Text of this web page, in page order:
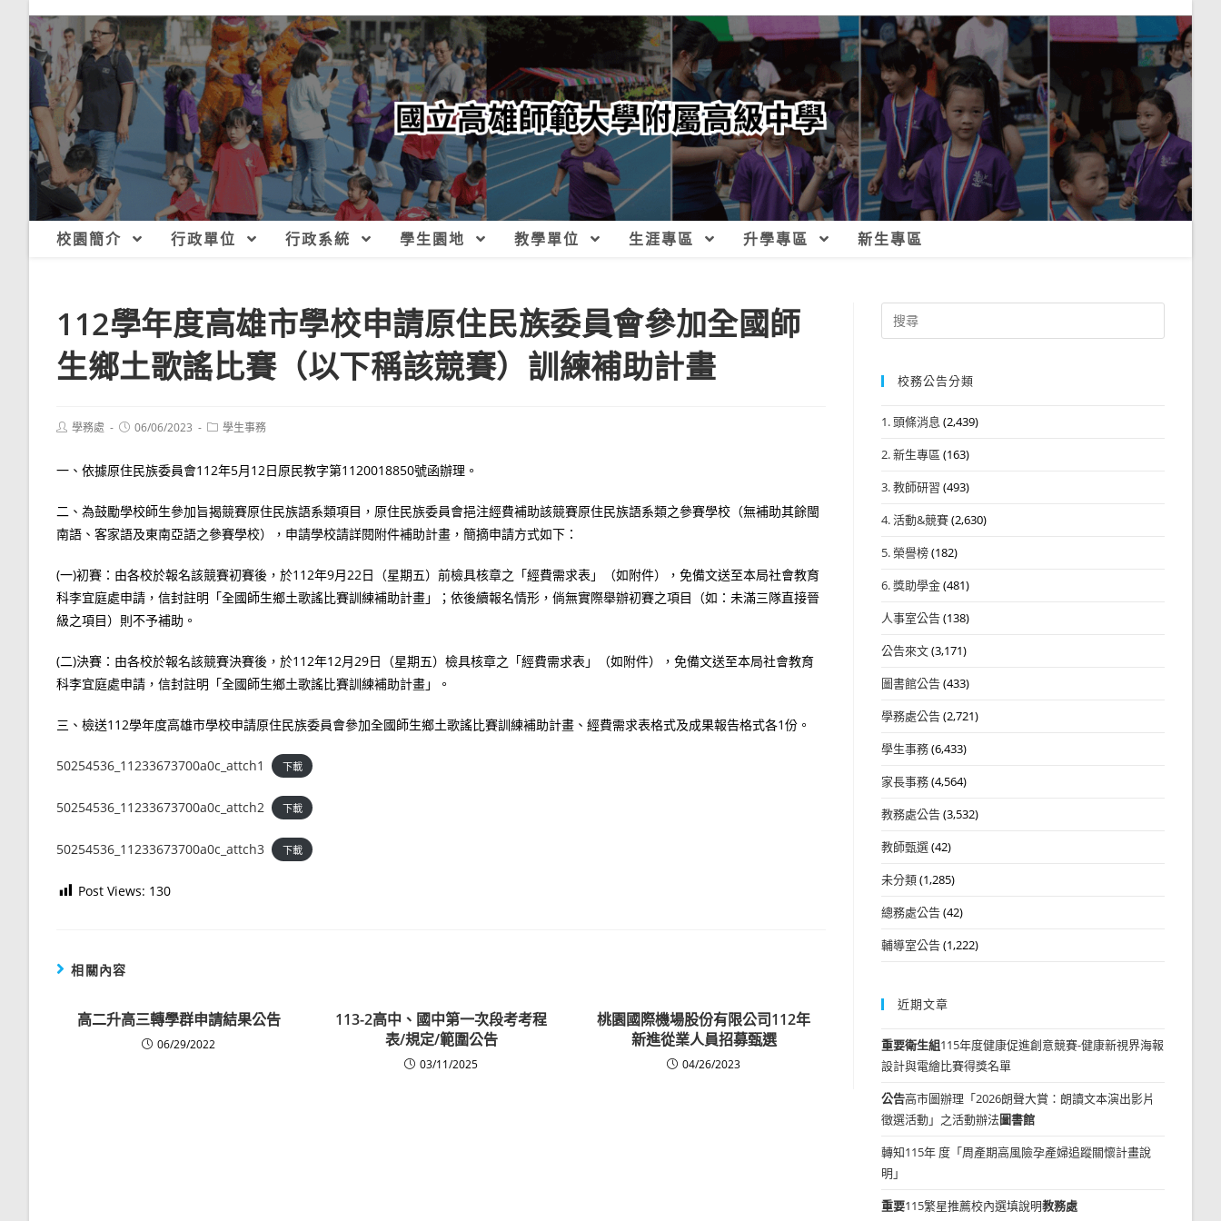
校園簡介 行政單位 行政系統 學生園地 教學單位 生涯專區 升學專區 新生專區
112學年度高雄市學校申請原住民族委員會參加全國師
生鄉土歌謠比賽（以下稱該競賽）訓練補助計畫
Post學務處
Post06/06/2023
Post學生事務
一、依據原住民族委員會112年5月12日原民教字第1120018850號函辦理。
二、為鼓勵學校師生參加旨揭競賽原住民族語系類項目，原住民族委員會挹注經費補助該競賽原住民族語系類之參賽學校（無補助其餘閩
南語、客家語及東南亞語之參賽學校），申請學校請詳閱附件補助計畫，簡摘申請方式如下：
(一)初賽：由各校於報名該競賽初賽後，於112年9月22日（星期五）前檢具核章之「經費需求表」（如附件），免備文送至本局社會教育
科李宜庭處申請，信封註明「全國師生鄉土歌謠比賽訓練補助計畫」；依後續報名情形，倘無實際舉辦初賽之項目（如：未滿三隊直接晉
級之項目）則不予補助。
(二)決賽：由各校於報名該競賽決賽後，於112年12月29日（星期五）檢具核章之「經費需求表」（如附件），免備文送至本局社會教育
科李宜庭處申請，信封註明「全國師生鄉土歌謠比賽訓練補助計畫」。
三、檢送112學年度高雄市學校申請原住民族委員會參加全國師生鄉土歌謠比賽訓練補助計畫、經費需求表格式及成果報告格式各1份。
50254536_11233673700a0c_attch1 下載
50254536_11233673700a0c_attch2 下載
50254536_11233673700a0c_attch3 下載
Post Views: 130
相關內容
高二升高三轉學群申請結果公告
06/29/2022
113-2高中、國中第一次段考考程
表/規定/範圍公告
03/11/2025
桃園國際機場股份有限公司112年
新進從業人員招募甄選
04/26/2023
Search
for:
校務公告分類
1. 頭條消息 (2,439)
2. 新生專區 (163)
3. 教師研習 (493)
4. 活動&競賽(2,630)
5. 榮譽榜(182)
6. 獎助學金(481)
人事室公告(138)
公告來文(3,171)
圖書館公告(433)
學務處公告(2,721)
學生事務(6,433)
家長事務(4,564)
教務處公告(3,532)
教師甄選(42)
未分類(1,285)
總務處公告(42)
輔導室公告(1,222)
近期文章
重要衛生組115年度健康促進創意競賽-健康新視界海報
設計與電繪比賽得獎名單
公告高市圖辦理「2026朗聲大賞：朗讀文本演出影片
徵選活動」之活動辦法圖書館
轉知115年 度「周產期高風險孕產婦追蹤關懷計畫說
明」
重要115繁星推薦校內選填說明教務處